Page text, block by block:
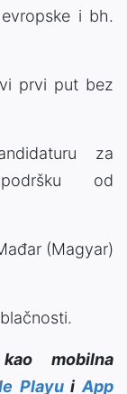
i bh.
prvi put bez
za
od
(Magyar)
mobilna
PlayuiApp